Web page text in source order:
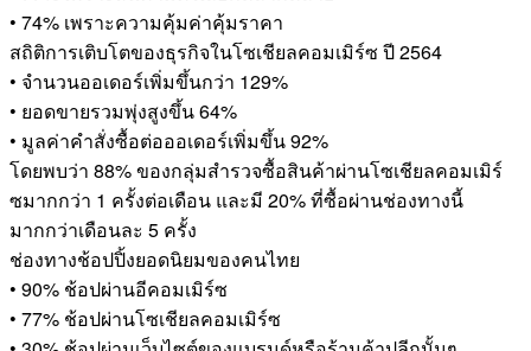
• 74% เพราะความคุ้มค่าคุ้มราคา
สถิติการเติบโตของธุรกิจในโซเชียลคอมเมิร์ซ ปี 2564
• จำนวนออเดอร์เพิ่มขึ้นกว่า 129%
• ยอดขายรวมพุ่งสูงขึ้น 64%
• มูลค่าคำสั่งซื้อต่อออเดอร์เพิ่มขึ้น 92%
โดยพบว่า 88% ของกลุ่มสำรวจซื้อสินค้าผ่านโซเชียลคอมเมิร์
ซมากกว่า 1 ครั้งต่อเดือน และมี 20% ที่ซื้อผ่านช่องทางนี้
มากกว่าเดือนละ 5 ครั้ง
ช่องทางช้อปปิ้งยอดนิยมของคนไทย
• 90% ช้อปผ่านอีคอมเมิร์ซ
• 77% ช้อปผ่านโซเชียลคอมเมิร์ซ